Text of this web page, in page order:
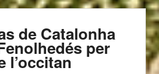
de Catalonha
per
l’occitan